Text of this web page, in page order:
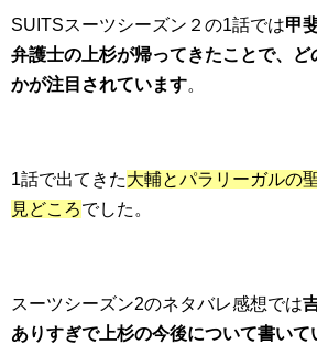
SUITSスーツシーズン２の1話では甲
弁護士の上杉が帰ってきたことで、ど
かが注目されています。
1話で出てきた大輔とパラリーガルの
見どころでした。
スーツシーズン2のネタバレ感想では
ありすぎで上杉の今後について書いて